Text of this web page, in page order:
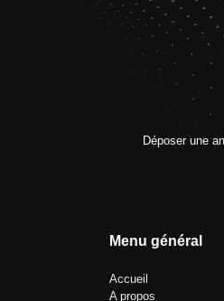
Déposer une
Menu général
Accueil
A propos